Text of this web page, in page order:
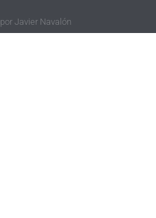
porJavier Navalón